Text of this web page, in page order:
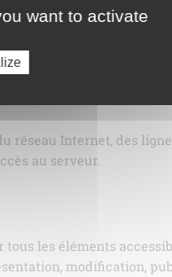
la continuité de son
pour les durées les
infrastructures ou si les
réseau Internet, des
au serveur.
les éléments
modification,
want to activate